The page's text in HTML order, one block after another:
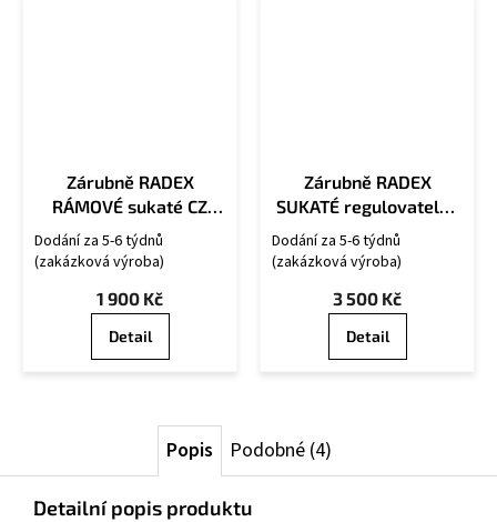
Zárubně RADEX
RÁMOVÉ sukaté CZ
OS/U
Dodání za 5-6 týdnů
(zakázková výroba)
1 900 Kč
Detail
Zárubně RADEX
SUKATÉ regulovatelné
CZ OSU/R
Dodání za 5-6 týdnů
(zakázková výroba)
3 500 Kč
Detail
Popis Podobné (4)
Detailní popis produktu